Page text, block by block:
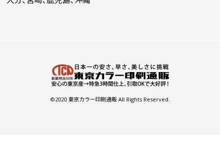
©2020 東京カラー印刷通販 All Rights Reserved.